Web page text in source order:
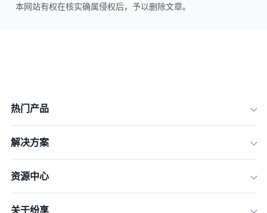
本网站有权在核实确属侵权后，予以删除文章。
热门产品
解决方案
资源中心
关于纷享